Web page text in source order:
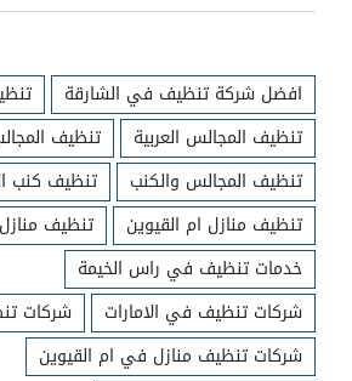
افضل شركة تنظيف في الشارقة
تنظيف المجالس العربية
تنظيف
تنظيف المجالس والكنب
تنظيف كنب
تنظيف منازل ام القيوين
تنظيف
خدمات تنظيف في راس الخيمة
شركات تنظيف في الامارات
شركات
شركات تنظيف منازل في ام القيوين